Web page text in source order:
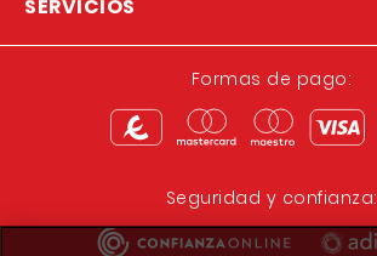
SERVICIOS
Formas de pago:
Seguridad y confianza: